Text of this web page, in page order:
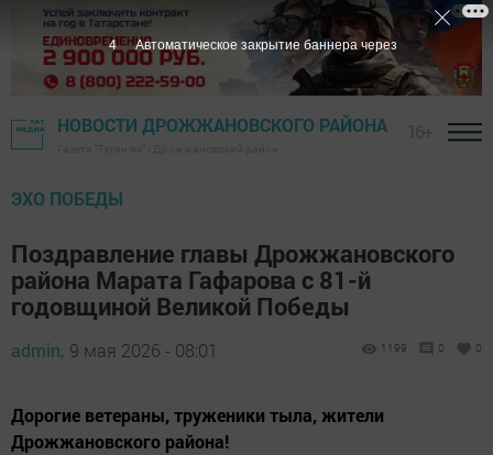
НОВОСТИ ДРОЖЖАНОВСКОГО РАЙОНА
ЭХО ПОБЕДЫ
Поздравление главы Дрожжановского
района Марата Гафарова с 81-й
годовщиной Великой Победы
admin, 9 мая 2026 - 08:01 1199 0 0
Дорогие ветераны, труженики тыла, жители
Дрожжановского района!
2 Автоматическое закрытие баннера через